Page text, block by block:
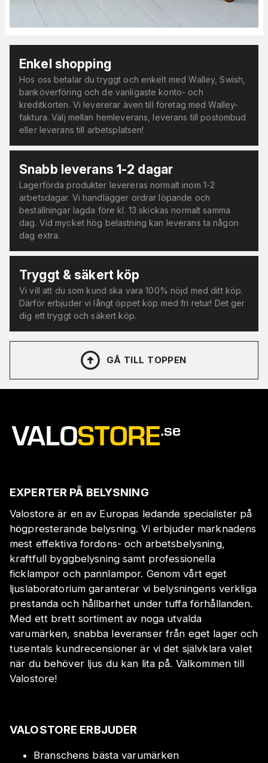
Enkel shopping
Hos oss betalar du tryggt och enkelt med Walley, Swish,
banköverföring och de vanligaste konto- och
kreditkorten. Vi levererar även till företag med Walley-
faktura. Välj mellan hemleverans, leverans till postombud
eller leverans till arbetsplatsen!
Snabb leverans 1-2 dagar
Lagerförda produkter levereras normalt inom 1-2
arbetsdagar. Vi handlägger ordrar löpande och
beställningar lagda före kl. 13 skickas normalt samma
dag. Vid mycket hög belastning kan leverans ta någon
dag extra.
Tryggt & säkert köp
Vi vill att du som kund ska vara 100% nöjd med ditt köp.
Därför erbjuder vi långt öppet köp med fri retur! Det ger
dig ett tryggt och säkert köp.
GÅ TILL TOPPEN
EXPERTER PÅ BELYSNING
Valostore är en av Europas ledande specialister på
högpresterande belysning. Vi erbjuder marknadens
mest effektiva fordons- och arbetsbelysning,
kraftfull byggbelysning samt professionella
ficklampor och pannlampor. Genom vårt eget
ljuslaboratorium garanterar vi belysningens verkliga
prestanda och hållbarhet under tuffa förhållanden.
Med ett brett sortiment av noga utvalda
varumärken, snabba leveranser från eget lager och
tusentals kundrecensioner är vi det självklara valet
när du behöver ljus du kan lita på. Välkommen till
Valostore!
VALOSTORE ERBJUDER
Branschens bästa varumärken